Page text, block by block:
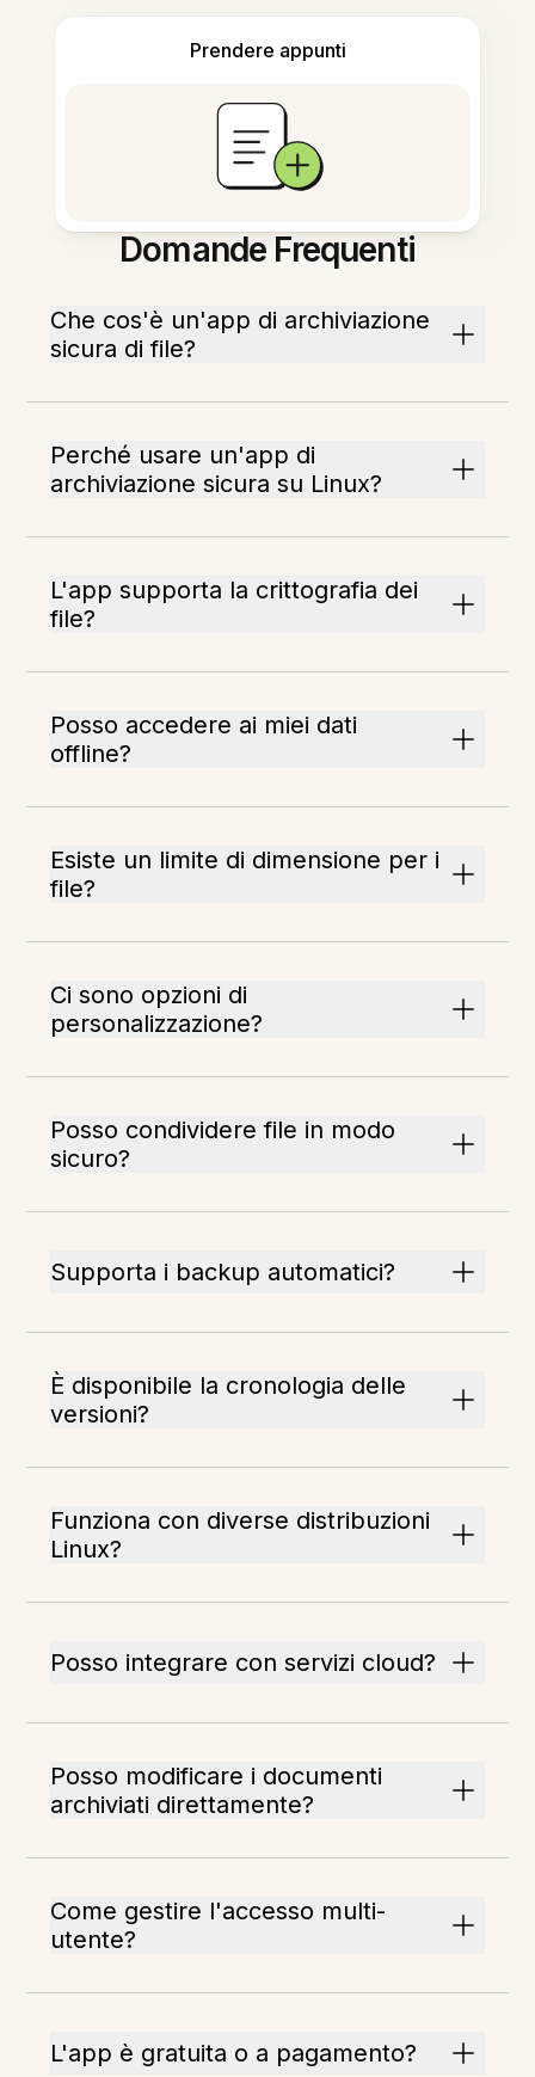
Prendere appunti
Domande Frequenti
Che cos'è un'app di archiviazione
sicura di file?
Perché usare un'app di
archiviazione sicura su Linux?
L'app supporta la crittografia dei
file?
Posso accedere ai miei dati
offline?
Esiste un limite di dimensione per i
file?
Ci sono opzioni di
personalizzazione?
Posso condividere file in modo
sicuro?
Supporta i backup automatici?
È disponibile la cronologia delle
versioni?
Funziona con diverse distribuzioni
Linux?
Posso integrare con servizi cloud?
Posso modificare i documenti
archiviati direttamente?
Come gestire l'accesso multi-
utente?
L'app è gratuita o a pagamento?